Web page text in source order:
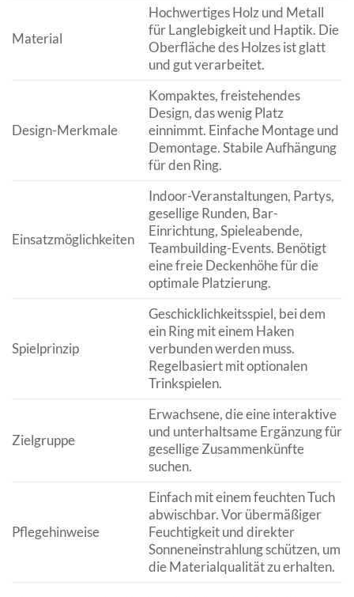
Material
Hochwertiges Holz und Metall
für Langlebigkeit und Haptik. Die
Oberfläche des Holzes ist glatt
und gut verarbeitet.
Design-Merkmale
Kompaktes, freistehendes
Design, das wenig Platz
einnimmt. Einfache Montage und
Demontage. Stabile Aufhängung
für den Ring.
Einsatzmöglichkeiten
Indoor-Veranstaltungen, Partys,
gesellige Runden, Bar-
Einrichtung, Spieleabende,
Teambuilding-Events. Benötigt
eine freie Deckenhöhe für die
optimale Platzierung.
Spielprinzip
Geschicklichkeitsspiel, bei dem
ein Ring mit einem Haken
verbunden werden muss.
Regelbasiert mit optionalen
Trinkspielen.
Zielgruppe
Erwachsene, die eine interaktive
und unterhaltsame Ergänzung für
gesellige Zusammenkünfte
suchen.
Pflegehinweise
Einfach mit einem feuchten Tuch
abwischbar. Vor übermäßiger
Feuchtigkeit und direkter
Sonneneinstrahlung schützen, um
die Materialqualität zu erhalten.